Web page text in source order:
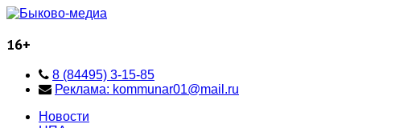
16+
8 (84495) 3-15-85
Реклама: kommunar01@mail.ru
Новости